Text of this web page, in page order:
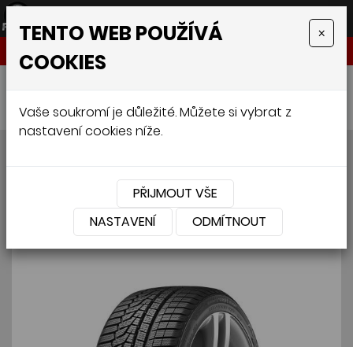
HANKOOK W320 Winter i*cept evo 2 195/55 R16 87H
i*cept evo 2 195/55 R16 87H
TENTO WEB POUŽÍVÁ
COOKIES
×
Vaše soukromí je důležité. Můžete si vybrat z
nastavení cookies níže.
PŘIJMOUT VŠE
NASTAVENÍ
ODMÍTNOUT